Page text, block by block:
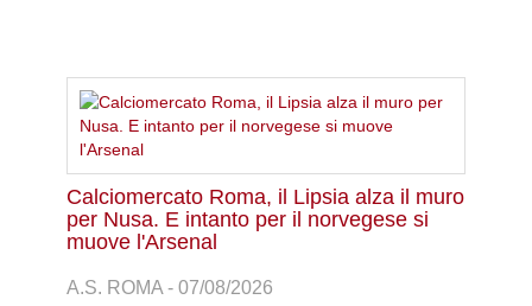
Calciomercato Roma, il Lipsia alza il muro
per Nusa. E intanto per il norvegese si
muove l'Arsenal
A.S. ROMA - 07/08/2026